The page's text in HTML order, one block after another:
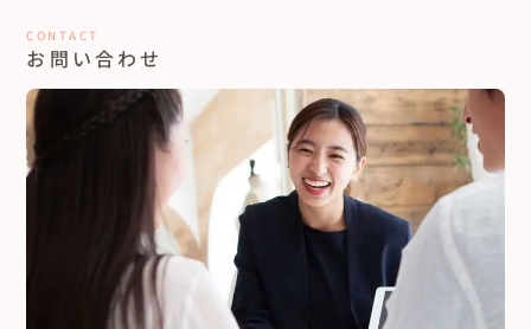
CONTACT
お問い合わせ